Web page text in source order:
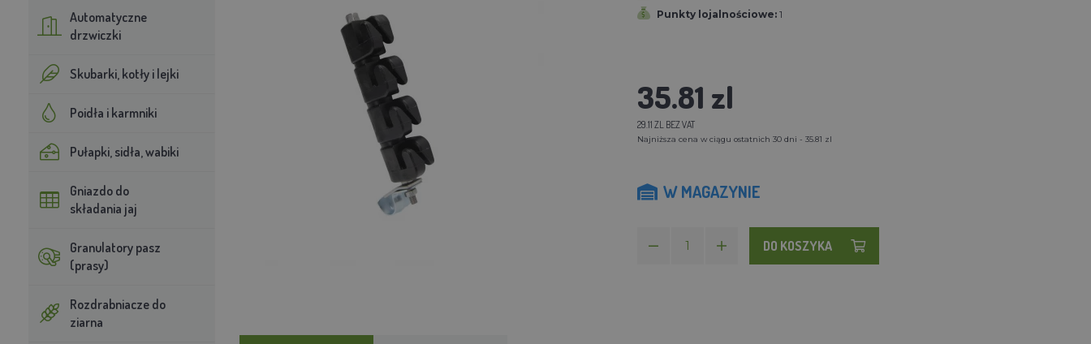
Automatyczne
drzwiczki
Skubarki, kotły i lejki
Poidła i karmniki
Pułapki, sidła, wabiki
Gniazdo do
składania jaj
Granulatory pasz
(prasy)
Rozdrabniacze do
ziarna
Punkty lojalnościowe: 1
35.81 zl
29.11 ZL BEZ VAT
Najniższa cena w ciągu ostatnich 30 dni - 35.81 zl
W MAGAZYNIE
DO KOSZYKA